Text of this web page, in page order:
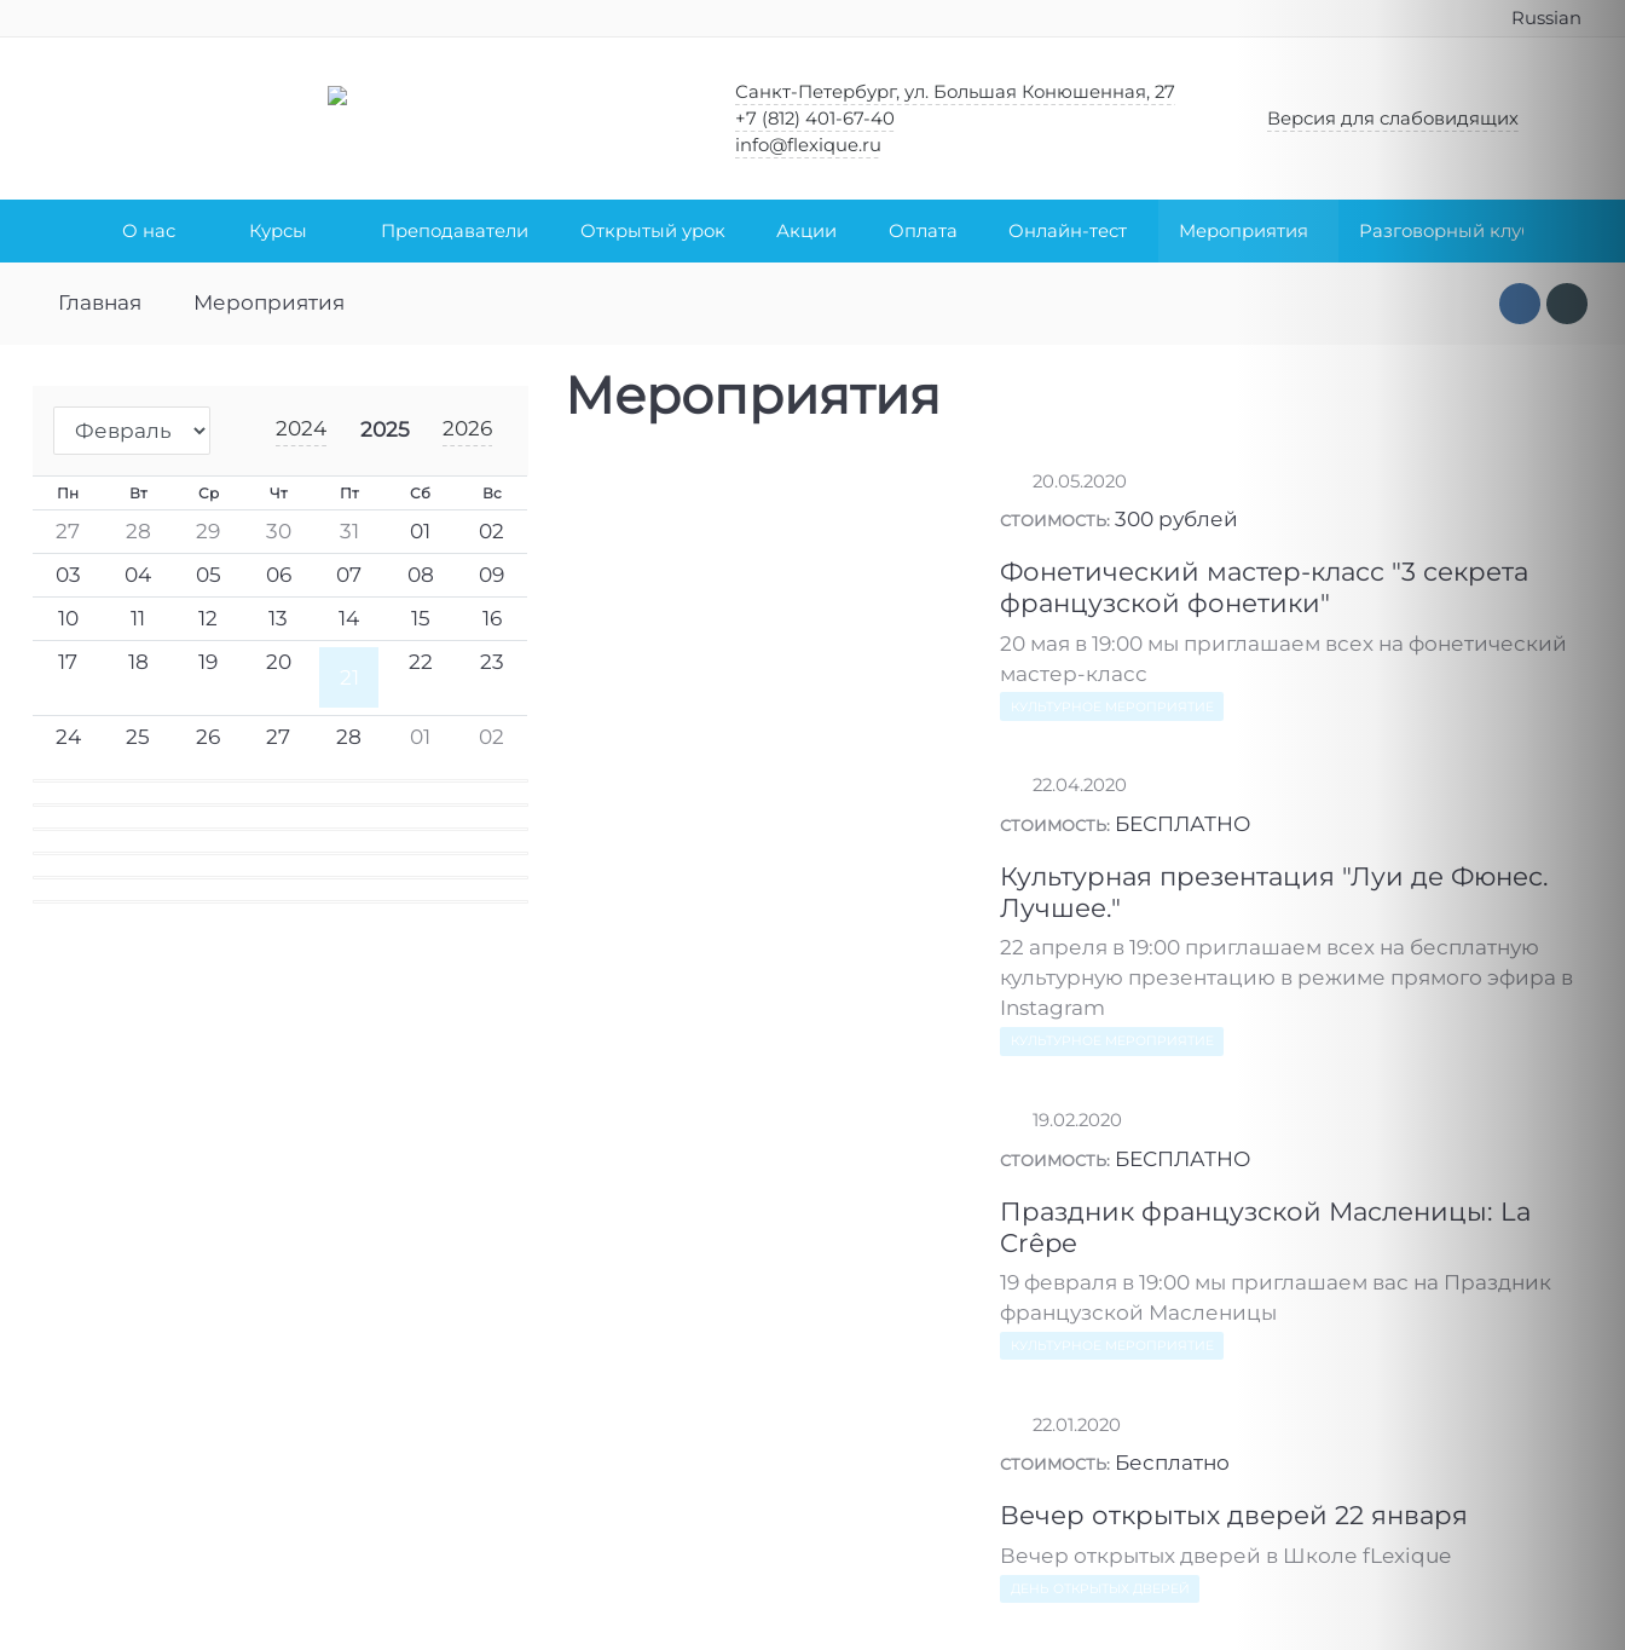
Russian
Санкт-Петербург, ул. Большая Конюшенная, 27
+7 (812) 401-67-40
info@flexique.ru
Версия для слабовидящих
О нас Курсы Преподаватели Открытый урок Акции Оплата Онлайн-тест Мероприятия Разговорный клуб
Главная Мероприятия
2024 2025 2026
Пн Вт Ср Чт Пт Сб Вс
27 28 29 30 31 01
02
03
04 05 06 07 08
09
10
11 12 13 14 15
16
17
18 19 20
21
22 23
24 25 26 27 28 01 02
Мероприятия
20.05.2020
СТОИМОСТЬ: 300 рублей
Фонетический мастер-класс "3 секрета
французской фонетики"
20 мая в 19:00 мы приглашаем всех на фонетический
мастер-класс
КУЛЬТУРНОЕ МЕРОПРИЯТИЕ
22.04.2020
СТОИМОСТЬ: БЕСПЛАТНО
Культурная презентация "Луи де Фюнес.
Лучшее."
22 апреля в 19:00 приглашаем всех на бесплатную
культурную презентацию в режиме прямого эфира в
Instagram
КУЛЬТУРНОЕ МЕРОПРИЯТИЕ
19.02.2020
СТОИМОСТЬ: БЕСПЛАТНО
Праздник французской Масленицы: La
Crêpe
19 февраля в 19:00 мы приглашаем вас на Праздник
французской Масленицы
КУЛЬТУРНОЕ МЕРОПРИЯТИЕ
22.01.2020
СТОИМОСТЬ: Бесплатно
Вечер открытых дверей 22 января
Вечер открытых дверей в Школе fLexique
ДЕНЬ ОТКРЫТЫХ ДВЕРЕЙ